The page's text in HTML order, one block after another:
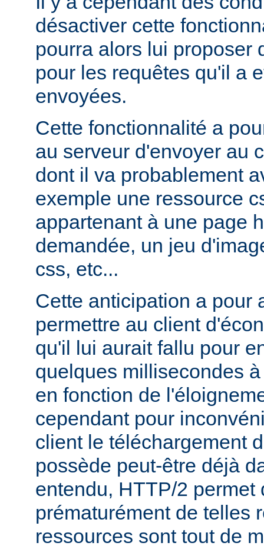
désactiver cette
pourra alors lui proposer
pour les requêtes qu'il a
envoyées.
Cette fonctionnalité a
au serveur d'envoyer au
dont il va probablement
exemple une ressource
appartenant à une page
demandée, un jeu
css, etc...
Cette anticipation a pour
permettre au client
qu'il lui aurait fallu pour
quelques millisecondes
en fonction de
cependant pour
client le téléchargement
possède peut-être déjà
entendu, HTTP/2 permet
prématurément de telles
ressources sont tout de